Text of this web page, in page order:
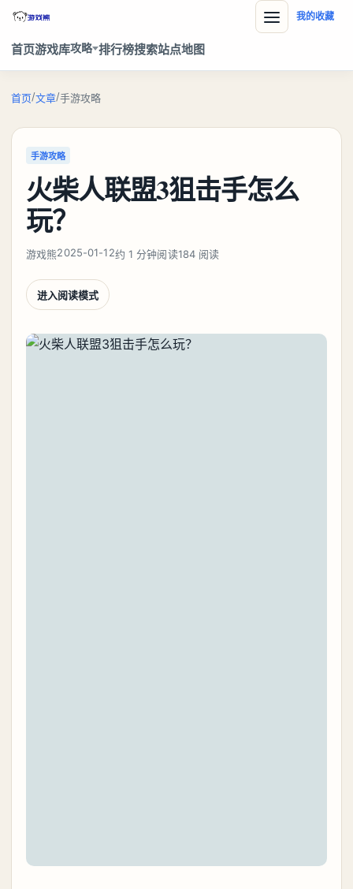
首页游戏库攻略 排行榜搜索站点地图
我的收藏
首页/文章/手游攻略
手游攻略
火柴人联盟3狙击手怎么
玩？
游戏熊2025-01-12约 1 分钟阅读184 阅读
进入阅读模式